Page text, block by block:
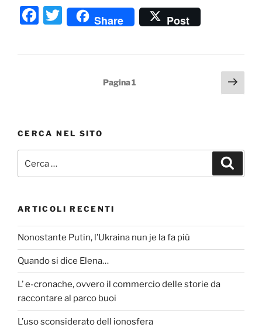
F
o
k
T
w
Share Post
Pagina1
CERCA NEL SITO
ARTICOLI RECENTI
Nonostante Putin, l’Ukraina nun je la fa più
Quando si dice Elena…
L’ e-cronache, ovvero il commercio delle storie da
raccontare al parco buoi
L’uso sconsiderato dell ionosfera